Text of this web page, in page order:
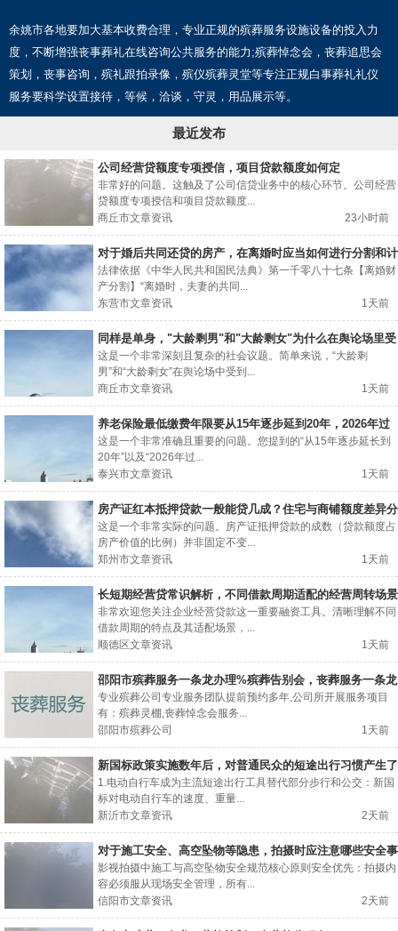
余姚市各地要加大基本收费合理，专业正规的殡葬服务设施设备的投入力
度，不断增强丧事葬礼在线咨询公共服务的能力;殡葬悼念会，丧葬追思会
策划，丧事咨询，殡礼跟拍录像，殡仪殡葬灵堂等专注正规白事葬礼礼仪
服务要科学设置接待，等候，洽谈，守灵，用品展示等。
最近发布
公司经营贷额度专项授信，项目贷款额度如何定
非常好的问题。这触及了公司信贷业务中的核心环节。公司经营
贷额度专项授信和项目贷款额度...
商丘市文章资讯
23小时前
对于婚后共同还贷的房产，在离婚时应当如何进行分割和计
算补偿数额？
法律依据《中华人民共和国民法典》第一千零八十七条【离婚财
产分割】“离婚时，夫妻的共同...
东营市文章资讯
1天前
同样是单身，"大龄剩男"和"大龄剩女"为什么在舆论场里受
到的待遇完全不一样？
这是一个非常深刻且复杂的社会议题。简单来说，“大龄剩
男”和“大龄剩女”在舆论场中受到...
商丘市文章资讯
1天前
养老保险最低缴费年限要从15年逐步延到20年，2026年过
渡期怎么算？
这是一个非常准确且重要的问题。您提到的“从15年逐步延长到
20年”以及“2026年过...
泰兴市文章资讯
1天前
房产证红本抵押贷款一般能贷几成？住宅与商铺额度差异分
析
这是一个非常实际的问题。房产证抵押贷款的成数（贷款额度占
房产价值的比例）并非固定不变...
郑州市文章资讯
1天前
长短期经营贷常识解析，不同借款周期适配的经营周转场景
讲解
非常欢迎您关注企业经营贷款这一重要融资工具。清晰理解不同
借款周期的特点及其适配场景，...
顺德区文章资讯
1天前
邵阳市殡葬服务一条龙办理%殡葬告别会，丧葬服务一条龙
专业殡葬公司专业服务团队提前预约多年,公司所开展服务项目
有：殡葬灵棚,丧葬悼念会服务...
邵阳市殡葬公司
1天前
新国标政策实施数年后，对普通民众的短途出行习惯产生了
哪些影响？
1.电动自行车成为主流短途出行工具替代部分步行和公交：新国
标对电动自行车的速度、重量...
新沂市文章资讯
2天前
对于施工安全、高空坠物等隐患，拍摄时应注意哪些安全事
项？
影视拍摄中施工与高空坠物安全规范核心原则安全优先：拍摄内
容必须服从现场安全管理，所有...
信阳市文章资讯
2天前